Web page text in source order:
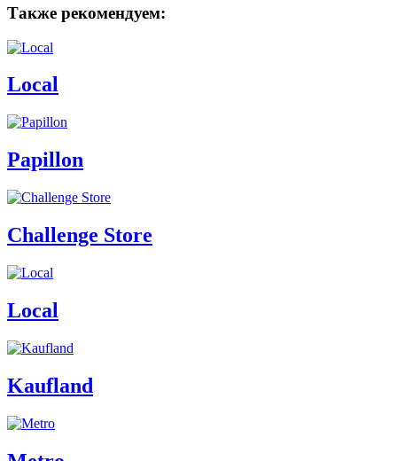
Также рекомендуем:
Local
Papillon
Challenge Store
Local
Kaufland